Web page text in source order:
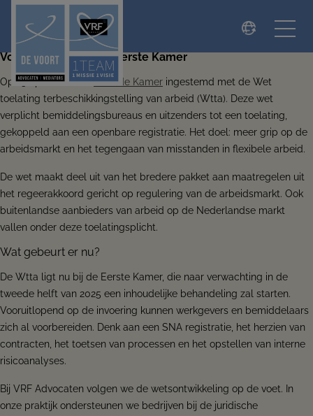
Volgende halte is de Eerste Kamer
Op 15 april heeft deTweede Kamer ingestemd met de Wet
toelating terbeschikkingstelling van arbeid (Wtta). Deze wet
verplicht bemiddelingsbureaus en uitzenders tot een toelating,
gekoppeld aan een openbare registratie. Het doel: meer grip op de
arbeidsmarkt en het tegengaan van misstanden in flexibele arbeid.
De wet maakt deel uit van het bredere pakket aan maatregelen uit
het regeerakkoord gericht op regulering van de arbeidsmarkt. Ook
buitenlandse aanbieders van arbeid op de Nederlandse markt
vallen onder deze toelatingsplicht.
Wat gebeurt er nu?
De Wtta ligt nu bij de Eerste Kamer, die naar verwachting in de
tweede helft van 2025 een inhoudelijke behandeling zal starten.
Vooruitlopend op de invoering kunnen werkgevers en bemiddelaars
zich al voorbereiden. Denk aan een SNA registratie, het herzien van
contracten, het toetsen van processen en het opstellen van interne
risicoanalyses.
Bij VRF Advocaten volgen we de wetsontwikkeling op de voet. In
onze praktijk ondersteunen we bedrijven bij de juridische